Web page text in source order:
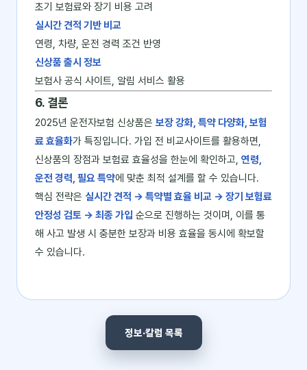
초기 보험료와 장기 비용 고려
실시간 견적 기반 비교
연령, 차량, 운전 경력 조건 반영
신상품 출시 정보
보험사 공식 사이트, 알림 서비스 활용
6. 결론
2025년 운전자보험 신상품은 보장 강화, 특약 다양화, 보험
료 효율화가 특징입니다. 가입 전 비교사이트를 활용하면,
신상품의 장점과 보험료 효율성을 한눈에 확인하고, 연령,
운전 경력, 필요 특약에 맞춘 최적 설계를 할 수 있습니다.
핵심 전략은 실시간 견적 → 특약별 효율 비교 → 장기 보험료
안정성 검토 → 최종 가입 순으로 진행하는 것이며, 이를 통
해 사고 발생 시 충분한 보장과 비용 효율을 동시에 확보할
수 있습니다.
정보·칼럼 목록